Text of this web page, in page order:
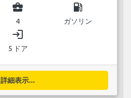
business_center
4
local_gas_station
ガソリン
login
5 ドア
詳細表示...